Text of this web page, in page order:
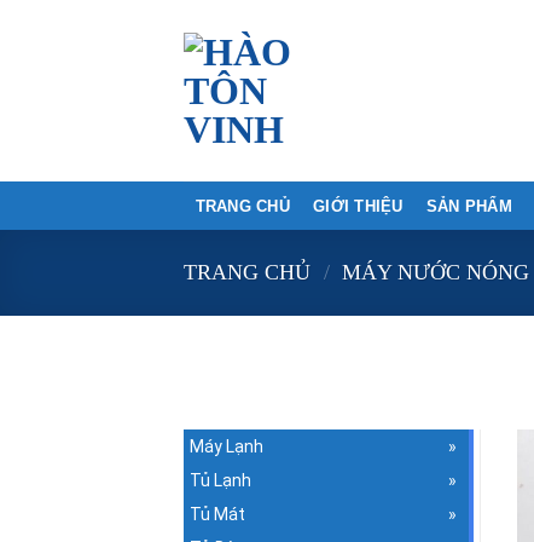
TRANG CHỦ GIỚI THIỆU SẢN PHẨM
TRANG CHỦ / MÁY NƯỚC NÓNG
Máy Lạnh
Tủ Lạnh
Tủ Mát